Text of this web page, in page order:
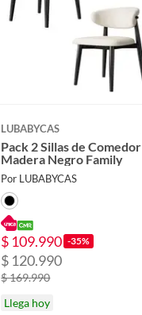
LUBABYCAS
Pack 2 Sillas de Comedor
Madera Negro Family
Por LUBABYCAS
$ 109.990 -35%
$ 120.990
$ 169.990
Llega hoy